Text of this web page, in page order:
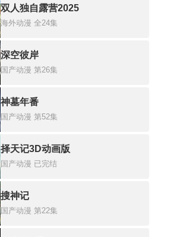
双人独自露营2025
海外动漫 全24集
深空彼岸
国产动漫 第26集
神墓年番
国产动漫 第52集
择天记3D动画版
国产动漫 已完结
搜神记
国产动漫 第22集